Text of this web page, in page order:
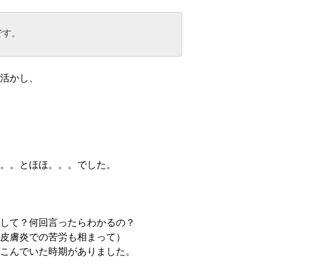
。
かし、
。とほほ。。。でした。
て？何回言ったらわかるの？
膚炎での苦労も相まって）
んでいた時期がありました。